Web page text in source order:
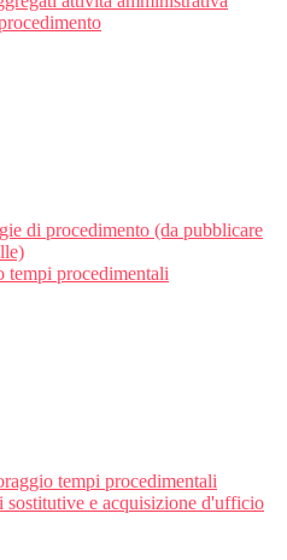
di procedimento (da pubblicare
tempi procedimentali
tempi procedimentali
sostitutive e acquisizione d'ufficio